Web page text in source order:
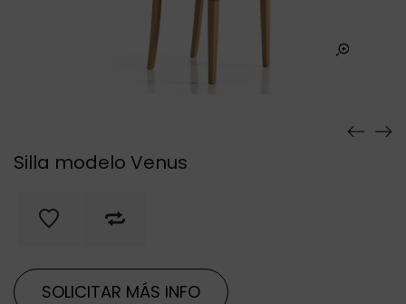
Silla modelo Venus
SOLICITAR MÁS INFO